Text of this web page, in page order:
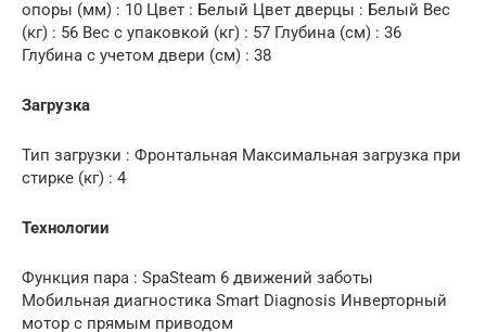
опоры (мм) : 10 Цвет : Белый Цвет дверцы : Белый Вес
(кг) : 56 Вес с упаковкой (кг) : 57 Глубина (см) : 36
Глубина с учетом двери (см) : 38
Загрузка
Тип загрузки : Фронтальная Максимальная загрузка при
стирке (кг) : 4
Технологии
Функция пара : SpaSteam 6 движений заботы
Мобильная диагностика Smart Diagnosis Инверторный
мотор с прямым приводом